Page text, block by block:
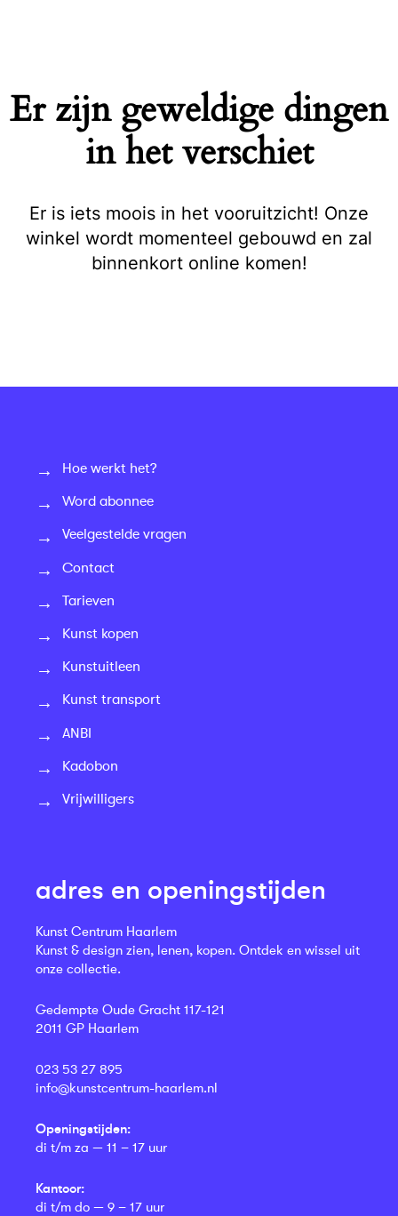
Er zijn geweldige dingen
in het verschiet
Er is iets moois in het vooruitzicht! Onze
winkel wordt momenteel gebouwd en zal
binnenkort online komen!
Hoe werkt het?
Word abonnee
Veelgestelde vragen
Contact
Tarieven
Kunst kopen
Kunstuitleen
Kunst transport
ANBI
Kadobon
Vrijwilligers
adres en openingstijden
Kunst Centrum Haarlem
Kunst & design zien, lenen, kopen. Ontdek en wissel uit
onze collectie.
Gedempte Oude Gracht 117-121
2011 GP Haarlem
023 53 27 895
info@kunstcentrum-haarlem.nl
Openingstijden:
di t/m za — 11 – 17 uur
Kantoor:
di t/m do — 9 – 17 uur